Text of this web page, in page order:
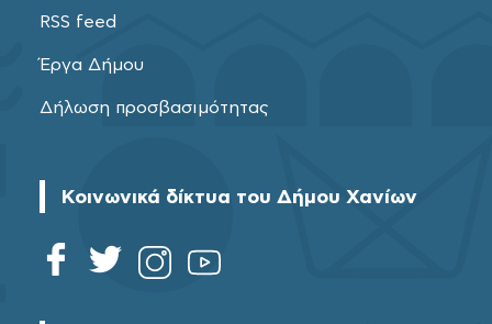
RSS feed
Έργα Δήμου
Δήλωση προσβασιμότητας
Κοινωνικά δίκτυα του Δήμου Χανίων